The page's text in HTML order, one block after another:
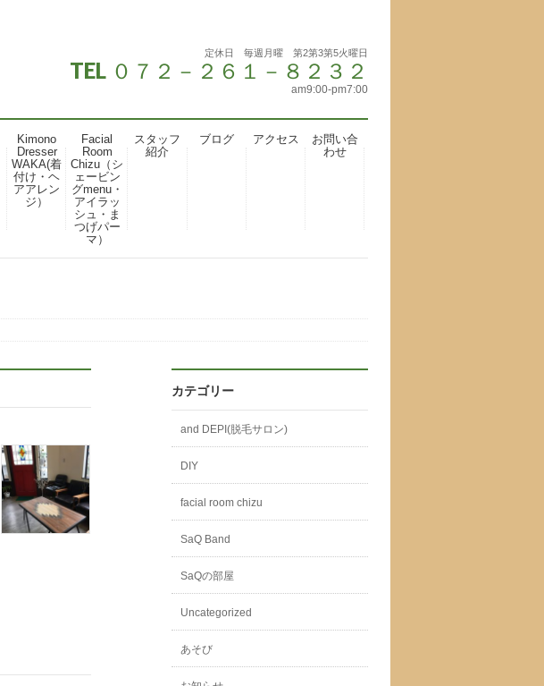
定休日 毎週月曜 第2第3第5火曜日
TEL ０７２－２６１－８２３２
am9:00-pm7:00
Kimono
Dresser
WAKA(着
付け・ヘ
アアレン
ジ）
Facial
Room
Chizu（シ
ェービン
グmenu・
アイラッ
シュ・ま
つげパー
マ）
スタッフ
紹介
ブログ アクセス
お問い合
わせ
カテゴリー
and DEPI(脱毛サロン)
DIY
facial room chizu
SaQ Band
SaQの部屋
Uncategorized
あそび